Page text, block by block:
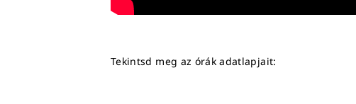
Tekintsd meg az órák adatlapjait: